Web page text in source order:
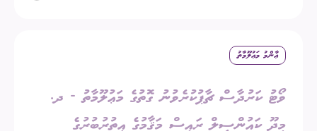
ޢާންމު މަޢުލޫމާތު
ވޯޓު ކަރުދާސް ޗާޕުކުރެވުނު ގޮތުގެ މަޢުލޫމާތު - ދ.
މީދޫ ކައުންސިލް ރައީސް މަޤާމުގެ އިތުރުބުރުގެ